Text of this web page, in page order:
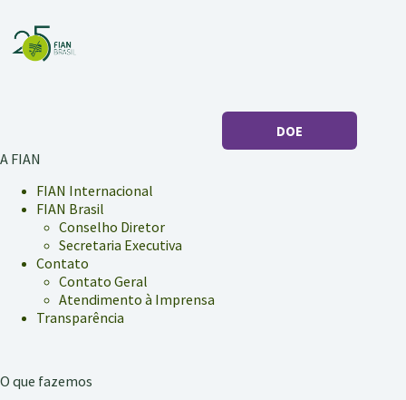
DOE
A FIAN
FIAN Internacional
FIAN Brasil
Conselho Diretor
Secretaria Executiva
Contato
Contato Geral
Atendimento à Imprensa
Transparência
O que fazemos